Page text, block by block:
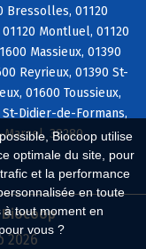
Biocoop utilise
optimale du site, pour
et la performance
en toute
à tout moment en
vous ?
Bressolles, 01120
Montluel, 01120
Massieux, 01390
Reyrieux, 01390 St-
01600 Toussieux,
Didier-de-Formans,
Marcel, 38280
2026